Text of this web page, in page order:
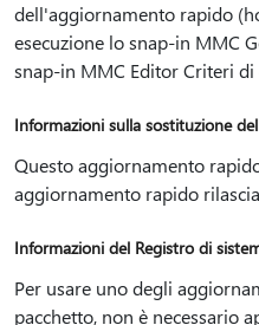
dell'aggiornamento rapido
esecuzione lo snap-in MMC
snap-in MMC Editor Criteri
Informazioni sulla sostituzione
Questo aggiornamento
aggiornamento rapido
Informazioni del Registro di
Per usare uno degli
pacchetto, non è necessario